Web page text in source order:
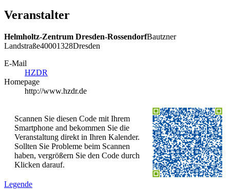
Veranstalter
Helmholtz-Zentrum Dresden-RossendorfBautzner
Landstraße40001328Dresden
E-Mail
HZDR
Homepage
http://www.hzdr.de
Scannen Sie diesen Code mit Ihrem
Smartphone and bekommen Sie die
Veranstaltung direkt in Ihren Kalender.
Sollten Sie Probleme beim Scannen
haben, vergrößern Sie den Code durch
Klicken darauf.
Legende